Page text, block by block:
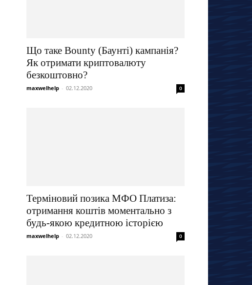
Що таке Bounty (Баунті) кампанія?
Як отримати криптовалюту
безкоштовно?
maxwelhelp - 02.12.2020 0
Терміновий позика МФО Платиза:
отримання коштів моментально з
будь-якою кредитною історією
maxwelhelp - 02.12.2020 0